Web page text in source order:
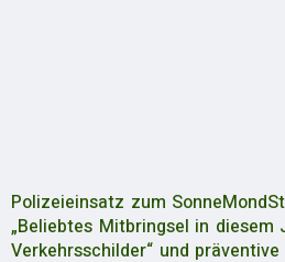
Polizeieinsatz zum
„Beliebtes Mitbringsel in diesem
Verkehrsschilder“ und